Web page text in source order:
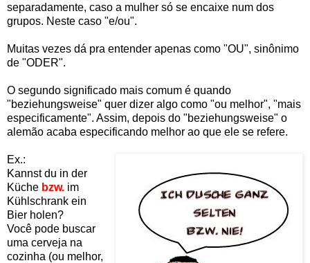
separadamente, caso a mulher só se encaixe num dos
grupos. Neste caso "e/ou".
Muitas vezes dá pra entender apenas como "OU", sinônimo
de "ODER".
O segundo significado mais comum é quando
"beziehungsweise" quer dizer algo como "ou melhor", "mais
especificamente". Assim, depois do "beziehungsweise" o
alemão acaba especificando melhor ao que ele se refere.
Ex.:
Kannst du in der
Küche bzw. im
Kühlschrank ein
Bier holen?
Você pode buscar
uma cerveja na
cozinha (ou melhor,